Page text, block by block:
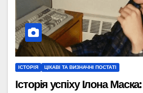
ІСТОРІЯ ЦІКАВІ ТА ВИЗНАЧНІ ПОСТАТІ
Історія успіху Ілона